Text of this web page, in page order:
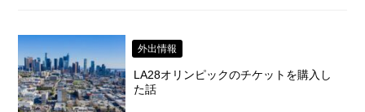
外出情報
LA28オリンピックのチケットを購入し
た話